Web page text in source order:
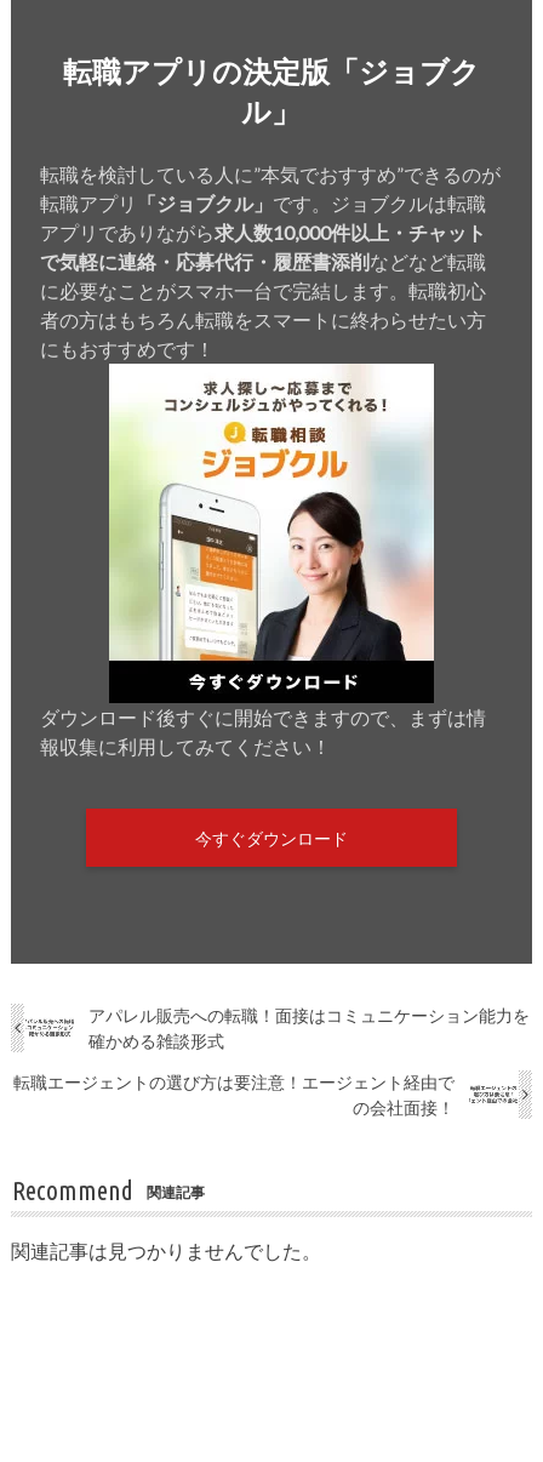
転職アプリの決定版「ジョブク
ル」
転職を検討している人に”本気でおすすめ”できるのが
転職アプリ
「ジョブクル」 です。ジョブクルは転職
アプリでありながら求人数10,000件以上・チャット
で気軽に連絡・応募代行・履歴書添削 などなど転職
に必要なことがスマホ一台で完結します。転職初心
者の方はもちろん転職をスマートに終わらせたい方
にもおすすめです！
ダウンロード後すぐに開始できますので、まずは情
報収集に利用してみてください！
今すぐダウンロード
アパレル販売への転職！面接はコミュニケーション能力を
確かめる雑談形式
転職エージェントの選び方は要注意！エージェント経由で
の会社面接！
Recommend 関連記事
関連記事は見つかりませんでした。